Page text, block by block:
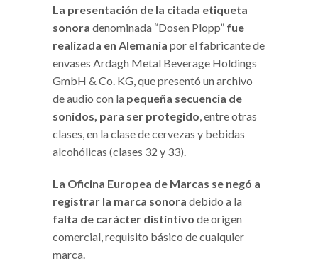
La presentación de la citada etiqueta
sonora denominada “Dosen Plopp” fue
realizada en Alemania por el fabricante de
envases Ardagh Metal Beverage Holdings
GmbH & Co. KG, que presentó un archivo
de audio con la pequeña secuencia de
sonidos, para ser protegido, entre otras
clases, en la clase de cervezas y bebidas
alcohólicas (clases 32 y 33).
La Oficina Europea de Marcas se negó a
registrar la marca sonora debido a la
falta de carácter distintivo de origen
comercial, requisito básico de cualquier
marca.